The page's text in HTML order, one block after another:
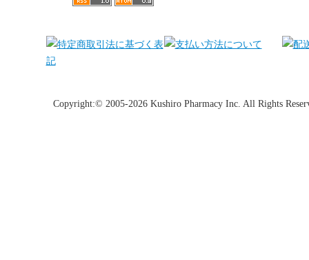
Copyright:© 2005-2026 Kushiro Pharmacy Inc. All Rights